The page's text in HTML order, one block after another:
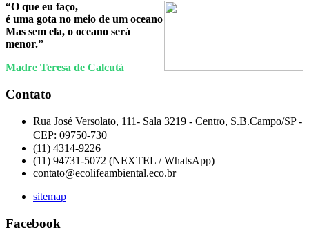
“O que eu faço,
é uma gota no meio de um oceano
Mas sem ela, o oceano será
menor.”
Madre Teresa de Calcutá
Contato
Rua José Versolato, 111- Sala 3219 - Centro, S.B.Campo/SP -
CEP: 09750-730
(11) 4314-9226
(11) 94731-5072 (NEXTEL / WhatsApp)
contato@ecolifeambiental.eco.br
sitemap
Facebook